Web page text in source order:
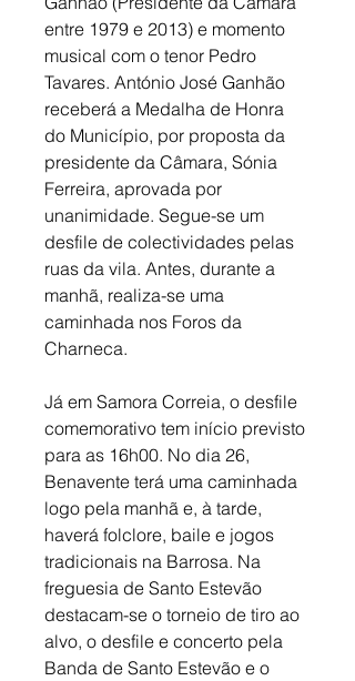
entre 1979 e 2013) e momento
musical com o tenor Pedro
Tavares. António José Ganhão
receberá a Medalha de Honra
do Município, por proposta da
presidente da Câmara, Sónia
Ferreira, aprovada por
unanimidade. Segue-se um
desfile de colectividades pelas
ruas da vila. Antes, durante a
manhã, realiza-se uma
caminhada nos Foros da
Charneca.
Já em Samora Correia, o desfile
comemorativo tem início previsto
para as 16h00. No dia 26,
Benavente terá uma caminhada
logo pela manhã e, à tarde,
haverá folclore, baile e jogos
tradicionais na Barrosa. Na
freguesia de Santo Estevão
destacam-se o torneio de tiro ao
alvo, o desfile e concerto pela
Banda de Santo Estevão e o